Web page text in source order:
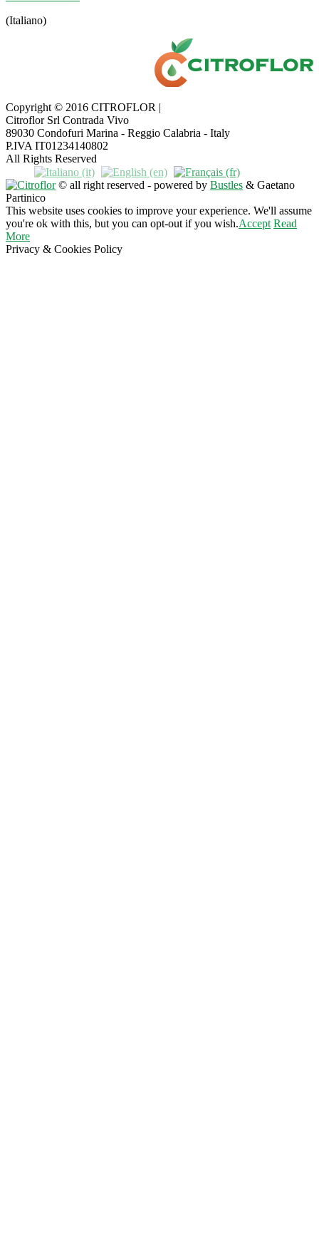
(Italiano)
Copyright © 2016 CITROFLOR |
Citroflor Srl Contrada Vivo
89030 Condofuri Marina - Reggio Calabria - Italy
P.IVA IT01234140802
All Rights Reserved
© all right reserved - powered by Bustles & Gaetano
Partinico
This website uses cookies to improve your experience. We'll assume
you're ok with this, but you can opt-out if you wish.Accept Read
More
Privacy & Cookies Policy